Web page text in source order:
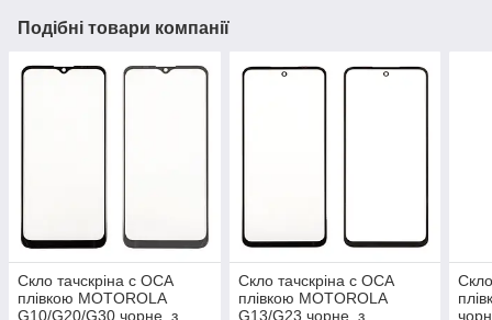
Подібні товари компанії
Скло тачскріна c OCA
плівкою MOTOROLA
G10/G20/G30 чорне, з
Скло тачскріна c OCA
плівкою MOTOROLA
G13/G23 чорне, з